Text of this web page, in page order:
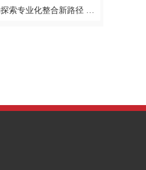
14家央企集中签约探索专业化整合新路径 未来新能源业务将逐步向主业企业和优势企业集中_全球讯息